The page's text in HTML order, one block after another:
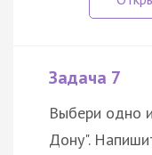
Задача 7
Выбери одно
Дону".